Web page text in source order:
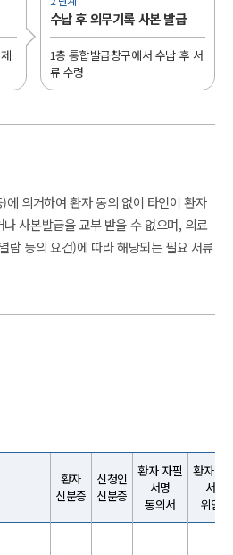
수납 후 의무기록 사본 발급
1층 통합발급창구에서 수납 후 서
류 수령
에 의거하여 환자 동의 없이 타인이 환자
사본발급을 교부 받을 수 없으며, 의료
람 등의 요건)에 따라 해당되는 필요 서류
환자
신분증
신청인
신분증
환자 자필
서명
동의서
환자 자
서명
위임장